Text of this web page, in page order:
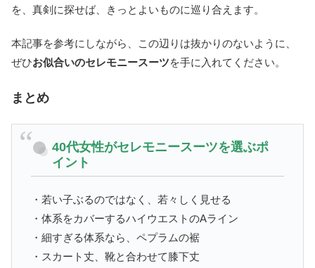
を、真剣に探せば、きっとよいものに巡り合えます。
本記事を参考にしながら、この辺りは抜かりのないように、
ぜひお似合いのセレモニースーツを手に入れてください。
まとめ
40代女性がセレモニースーツを選ぶポ
イント
・若い子ぶるのではなく、若々しく見せる
・体系をカバーするハイウエストのAライン
・細すぎる体系なら、ペプラムの裾
・スカート丈、靴と合わせて膝下丈